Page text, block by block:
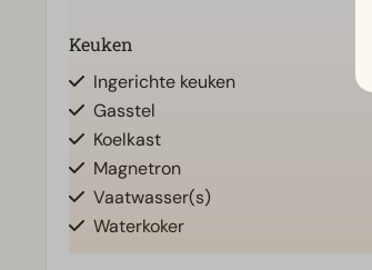
Keuken
Ingerichte keuken
Gasstel
Koelkast
Magnetron
Vaatwasser(s)
Waterkoker